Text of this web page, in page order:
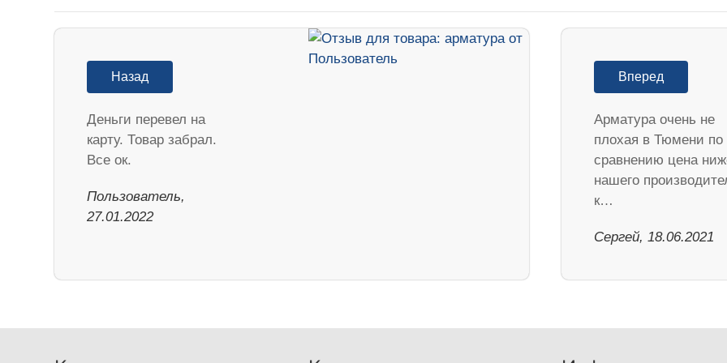
Назад
Деньги перевел на
карту. Товар забрал.
Все ок.
Пользователь,
27.01.2022
Вперед
Арматура очень не
плохая в Тюмени по
сравнению цена
нашего
к…
Сергей, 18.06.2021